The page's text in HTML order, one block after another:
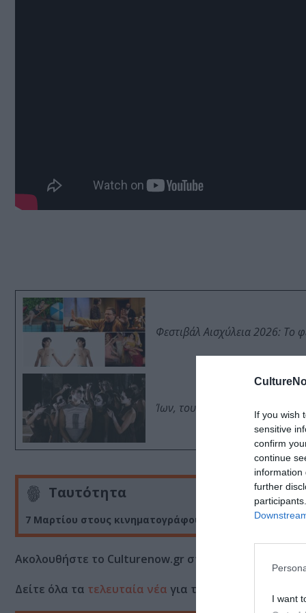
If you wish
sensitive
confirm
continue
information
further
I want
Φεστιβάλ Αισχύλεια 2026: Το
Ίων, του Ευριπίδη από τον
Ταυτότητα
7 Μαρτίου στους κινηματογράφους από την Feelgood
Ακολουθήστε το Culturenow.gr στο
Δείτε όλα τα τελευταία νέα για την Τέχνη και τον